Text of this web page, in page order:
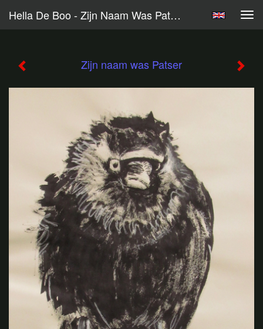
Hella De Boo - Zijn Naam Was Patser
Zijn naam was Patser